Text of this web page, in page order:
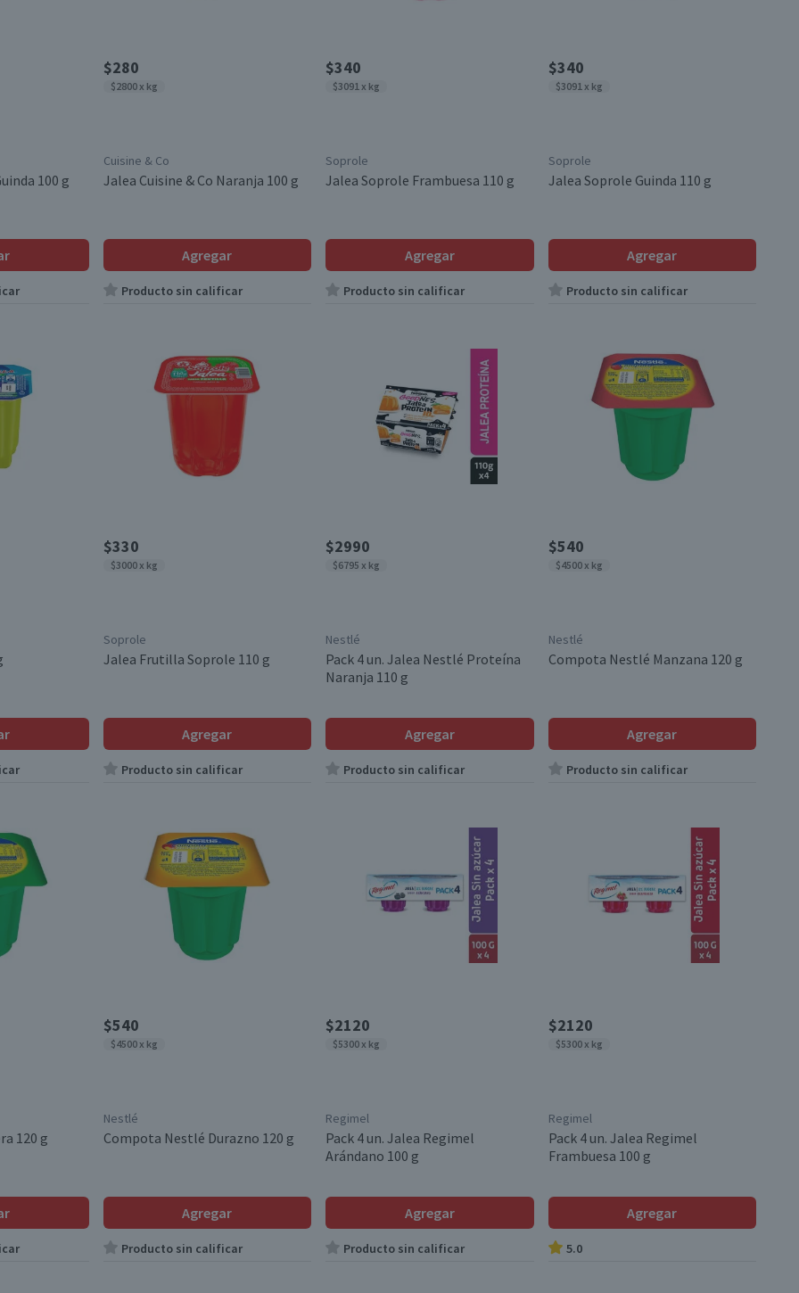
100 g
$280
$2800 x kg
Cuisine & Co
Jalea Cuisine & Co Naranja 100 g
Agregar
Producto sin calificar
$340
$3091 x kg
Soprole
Jalea Soprole Frambuesa 110 g
Agregar
Producto sin calificar
$340
$3091 x kg
Soprole
Jalea Soprole Guinda 110 g
Agregar
Producto sin calificar
$330
$3000 x kg
Soprole
Jalea Frutilla Soprole 110 g
Agregar
Producto sin calificar
$2990
$6795 x kg
Nestlé
Pack 4 un. Jalea Nestlé Proteína
Naranja 110 g
Agregar
Producto sin calificar
$540
$4500 x kg
Nestlé
Compota Nestlé Manzana 120 g
Agregar
Producto sin calificar
120 g
$540
$4500 x kg
Nestlé
Compota Nestlé Durazno 120 g
Agregar
Producto sin calificar
$2120
$5300 x kg
Regimel
Pack 4 un. Jalea Regimel
Arándano 100 g
Agregar
Producto sin calificar
$2120
$5300 x kg
Regimel
Pack 4 un. Jalea Regimel
Frambuesa 100 g
Agregar
5.0